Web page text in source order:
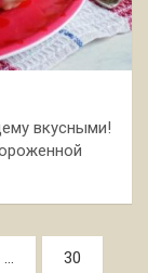
вкусными!
… 30